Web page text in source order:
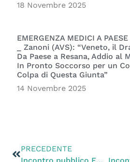
18 Novembre 2025
EMERGENZA MEDICI A
_ Zanoni (AVS): “Veneto, il
Da Paese a Resana, Addio al
In Pronto Soccorso per un
Colpa di Questa Giunta”
14 Novembre 2025
PRECEDENTE